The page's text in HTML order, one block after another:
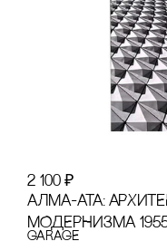
2 100 ₽
АЛМА-АТА:
МОДЕРНИЗМА
GARAGE